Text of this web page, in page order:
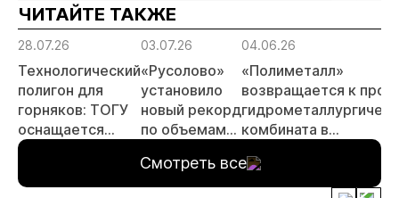
ЧИТАЙТЕ ТАКЖЕ
28.07.26
Технологический
полигон для
горняков: ТОГУ
оснащается
современным
отечественного
03.07.26
«Русолово»
установило
новый рекорд
по объемам
04.06.26
«Полиметалл»
возвращается к
комбината в
Смотреть все